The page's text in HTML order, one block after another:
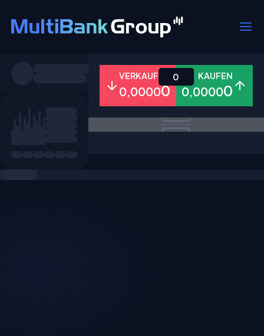
Alle Forex Metalle Aktien
VERKAUFEN
0,00000
KAUFEN
0,00000
0